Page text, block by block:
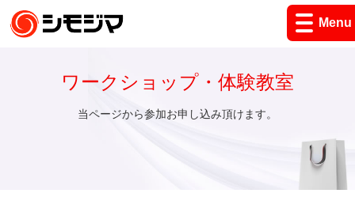
Menu
ワークショップ・体験教室
当ページから参加お申し込み頂けます。